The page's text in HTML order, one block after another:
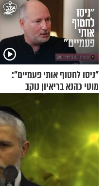
"ניסו לחטוף אותי פעמיים":
מוטי כהנא בריאיון נוקב